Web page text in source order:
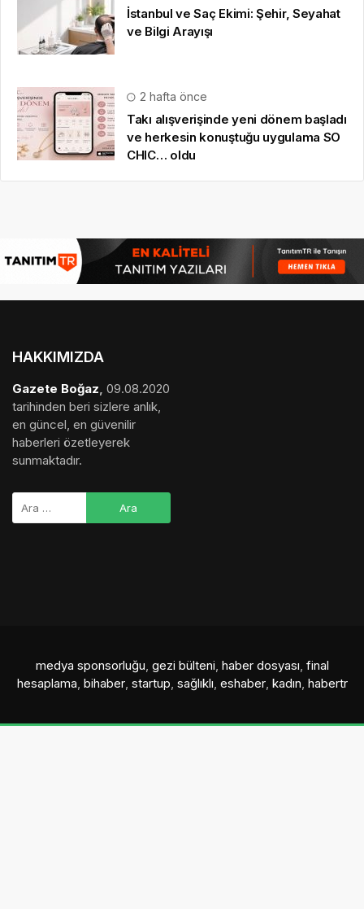
İstanbul ve Saç Ekimi: Şehir, Seyahat
ve Bilgi Arayışı
2 hafta önce
Takı alışverişinde yeni dönem başladı
ve herkesin konuştuğu uygulama SO
CHIC… oldu
HAKKIMIZDA
Gazete Boğaz 09.08.2020
tarihinden beri sizlere anlık,
en güncel, en güvenilir
haberleri özetleyerek
sunmaktadır.
medya sponsorluğu gezi bülteni haber dosyası final
hesaplama bihaber, startup sağlıklı eshaber, kadın habertr